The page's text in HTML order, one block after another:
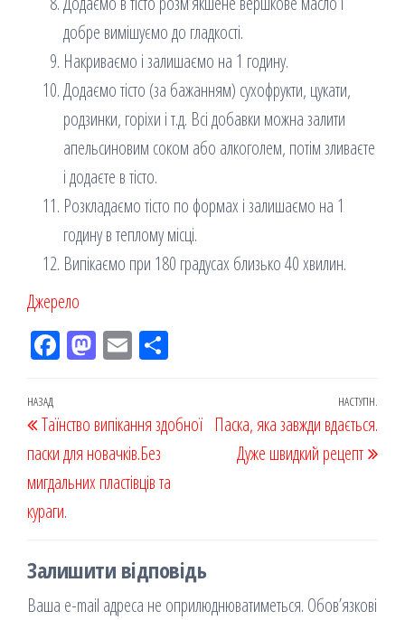
добре вимішуємо до гладкості.
Накриваємо і залишаємо на 1 годину.
Додаємо тісто (за бажанням) сухофрукти, цукати,
родзинки, горіхи і т.д. Всі добавки можна залити
апельсиновим соком або алкоголем, потім зливаєте
і додаєте в тісто.
Розкладаємо тісто по формах і залишаємо на 1
годину в теплому місці.
Випікаємо при 180 градусах близько 40 хвилин.
Джерело
Fac
k
M
on
Em
ис
Навігація
записів
Попередній
запис
НАЗАД
Таїнство випікання здобної
паски для новачків.Без
мигдальних пластівців та
кураги.
НАСТУПН.
Паска, яка завжди вдається.
Дуже швидкий рецепт
Залишити відповідь
Ваша e-mail адреса не оприлюднюватиметься. Обов’язкові